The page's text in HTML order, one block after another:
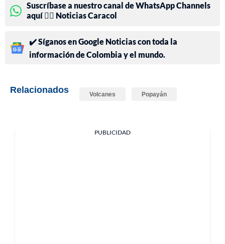
Suscríbase a nuestro canal de WhatsApp Channels
aquí 👉🏻 Noticias Caracol
✔️ Síganos en Google Noticias con toda la
información de Colombia y el mundo.
Relacionados Volcanes Popayán
PUBLICIDAD